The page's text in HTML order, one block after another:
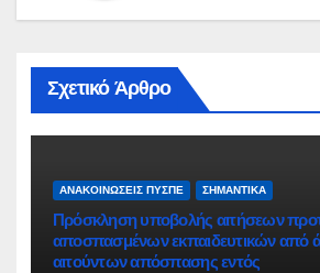
Σχετικό Άρθρο
ΑΝΑΚΟΙΝΏΣΕΙΣ ΠΥΣΠΕ ΣΗΜΑΝΤΙΚΆ
Πρόσκληση υποβολής αιτήσεων
αποσπασμένων εκπαιδευτικών από
αιτούντων απόσπασης εντός